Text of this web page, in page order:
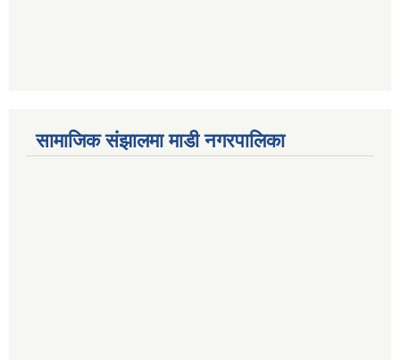
सामाजिक संझालमा माडी नगरपालिका